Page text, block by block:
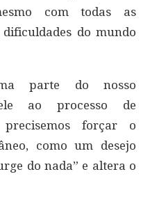
com todas as
do mundo
parte do nosso
ao processo de
forçar o
como um desejo
do nada” e altera o